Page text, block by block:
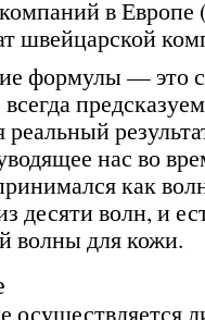
в Европе
швейцарской
формулы — это
реальный
нас во
как
десяти волн, и
волны для кожи.
осуществляется